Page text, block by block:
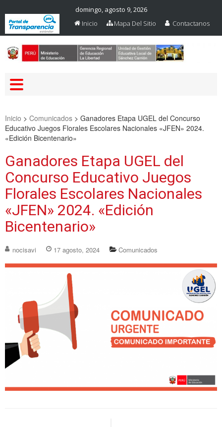
domingo, agosto 9, 2026
Inicio
Mapa Del Sitio Contactanos
Inicio > Comunicados > Ganadores Etapa UGEL del Concurso
Educativo Juegos Florales Escolares Nacionales «JFEN» 2024.
«Edición Bicentenario»
Ganadores Etapa UGEL del
Concurso Educativo Juegos
Florales Escolares Nacionales
«JFEN» 2024. «Edición
Bicentenario»
nocisavi 17 agosto, 2024 Comunicados